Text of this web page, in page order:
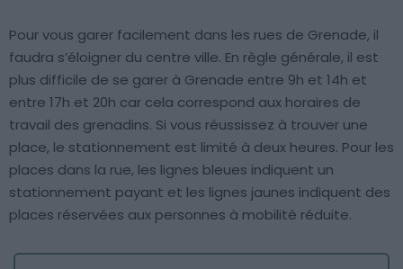
Pour vous garer facilement dans les rues de Grenade, il
faudra s’éloigner du centre ville. En règle générale, il est
plus difficile de se garer à Grenade entre 9h et 14h et
entre 17h et 20h car cela correspond aux horaires de
travail des grenadins. Si vous réussissez à trouver une
place, le stationnement est limité à deux heures. Pour les
places dans la rue, les lignes bleues indiquent un
stationnement payant et les lignes jaunes indiquent des
places réservées aux personnes à mobilité réduite.